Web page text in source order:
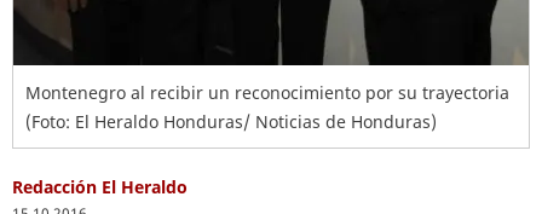
Montenegro al recibir un reconocimiento por su trayectoria
(Foto: El Heraldo Honduras/ Noticias de Honduras)
Redacción El Heraldo